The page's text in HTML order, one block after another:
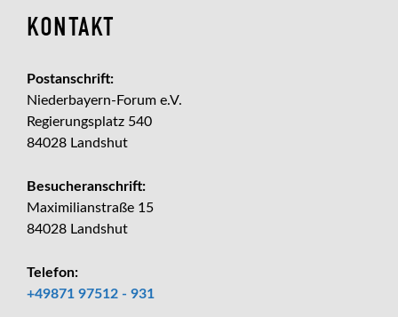
KONTAKT
Postanschrift:
Niederbayern-Forum e.V.
Regierungsplatz 540
84028 Landshut
Besucheranschrift:
Maximilianstraße 15
84028 Landshut
Telefon:
+49871 97512 - 931